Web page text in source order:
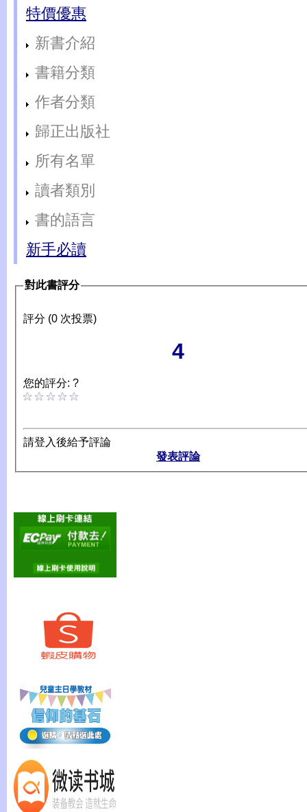
特價優惠
新書介紹
書籍分類
作者分類
歸正出版社
所有名單
讀者類別
書的語言
新手必讀
對此書評分
評分 (0 次投票)
4
您的評分: ?
請登入後給予評論
發表評論